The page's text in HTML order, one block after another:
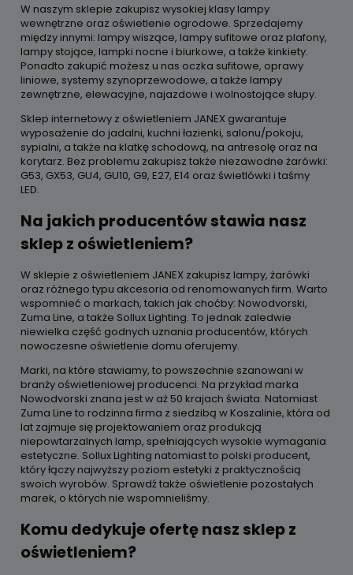
W naszym sklepie zakupisz wysokiej klasy lampy
wewnętrzne oraz oświetlenie ogrodowe. Sprzedajemy
między innymi: lampy wiszące, lampy sufitowe oraz plafony,
lampy stojące, lampki nocne i biurkowe, a także kinkiety.
Ponadto zakupić możesz u nas oczka sufitowe, oprawy
liniowe, systemy szynoprzewodowe, a także lampy
zewnętrzne, elewacyjne, najazdowe i wolnostojące słupy.
Sklep internetowy z oświetleniem JANEX gwarantuje
wyposażenie do jadalni, kuchni łazienki, salonu/pokoju,
sypialni, a także na klatkę schodową, na antresolę oraz na
korytarz. Bez problemu zakupisz także niezawodne żarówki:
G53, GX53, GU4, GU10, G9, E27, E14 oraz świetlówki i taśmy
LED.
Na jakich producentów stawia nasz
sklep z oświetleniem?
W sklepie z oświetleniem JANEX zakupisz lampy, żarówki
oraz różnego typu akcesoria od renomowanych firm. Warto
wspomnieć o markach, takich jak choćby: Nowodvorski,
Zuma Line, a także Sollux Lighting. To jednak zaledwie
niewielka część godnych uznania producentów, których
nowoczesne oświetlenie domu oferujemy.
Marki, na które stawiamy, to powszechnie szanowani w
branży oświetleniowej producenci. Na przykład marka
Nowodvorski znana jest w aż 50 krajach świata. Natomiast
Zuma Line to rodzinna firma z siedzibą w Koszalinie, która od
lat zajmuje się projektowaniem oraz produkcją
niepowtarzalnych lamp, spełniających wysokie wymagania
estetyczne. Sollux Lighting natomiast to polski producent,
który łączy najwyższy poziom estetyki z praktycznością
swoich wyrobów. Sprawdź także oświetlenie pozostałych
marek, o których nie wspomnieliśmy.
Komu dedykuje ofertę nasz sklep z
oświetleniem?